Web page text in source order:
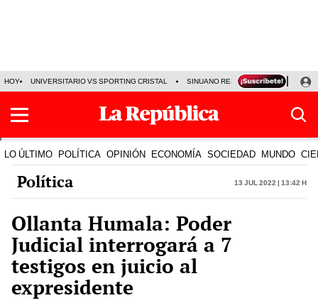
HOY UNIVERSITARIO VS SPORTING CRISTAL SINUANO RESULTADOS HOY
LO ÚLTIMO POLÍTICA OPINIÓN ECONOMÍA SOCIEDAD MUNDO
Política 13 Jul 2022 | 13:42 h
Ollanta Humala: Poder
Judicial interrogará a 7
testigos en juicio al
expresidente